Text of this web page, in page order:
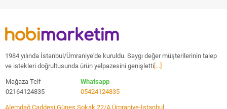
1984 yılında İstanbul/Ümraniye'de kuruldu. Saygı değer müşterilerinin talep
ve istekleri doğrultusunda ürün yelpazesini genişletti [...]
Mağaza Telf
02164124835
Whatsapp
05424124835
Alemdağ Caddesi Güneş Sokak 22/A Ümraniye-İstanbul